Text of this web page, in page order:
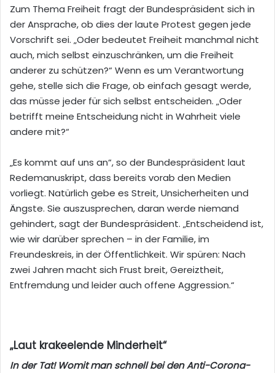
Zum Thema Freiheit fragt der Bundespräsident sich in
der Ansprache, ob dies der laute Protest gegen jede
Vorschrift sei. „Oder bedeutet Freiheit manchmal nicht
auch, mich selbst einzuschränken, um die Freiheit
anderer zu schützen?“ Wenn es um Verantwortung
gehe, stelle sich die Frage, ob einfach gesagt werde,
das müsse jeder für sich selbst entscheiden. „Oder
betrifft meine Entscheidung nicht in Wahrheit viele
andere mit?“
„Es kommt auf uns an“, so der Bundespräsident laut
Redemanuskript, dass bereits vorab den Medien
vorliegt. Natürlich gebe es Streit, Unsicherheiten und
Ängste. Sie auszusprechen, daran werde niemand
gehindert, sagt der Bundespräsident. „Entscheidend ist,
wie wir darüber sprechen – in der Familie, im
Freundeskreis, in der Öffentlichkeit. Wir spüren: Nach
zwei Jahren macht sich Frust breit, Gereiztheit,
Entfremdung und leider auch offene Aggression.“
„Laut krakeelende Minderheit“
In der Tat! Womit man schnell bei den Anti-Corona-